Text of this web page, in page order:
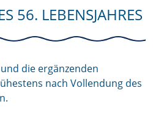
56. LEBENSJAHRES
die ergänzenden
nach Vollendung des